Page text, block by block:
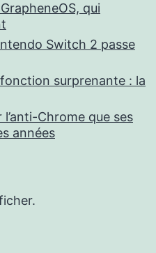
qui
Switch 2 passe
surprenante : la
Chrome que ses
années